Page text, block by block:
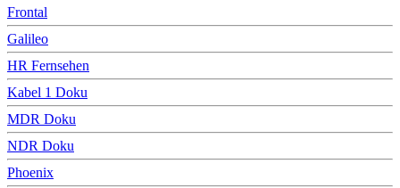
Frontal
Galileo
HR Fernsehen
Kabel 1 Doku
MDR Doku
NDR Doku
Phoenix